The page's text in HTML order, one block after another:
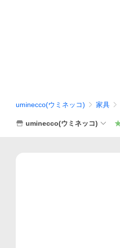
uminecco(ウミネッコ) 家具
uminecco(ウミネッコ)